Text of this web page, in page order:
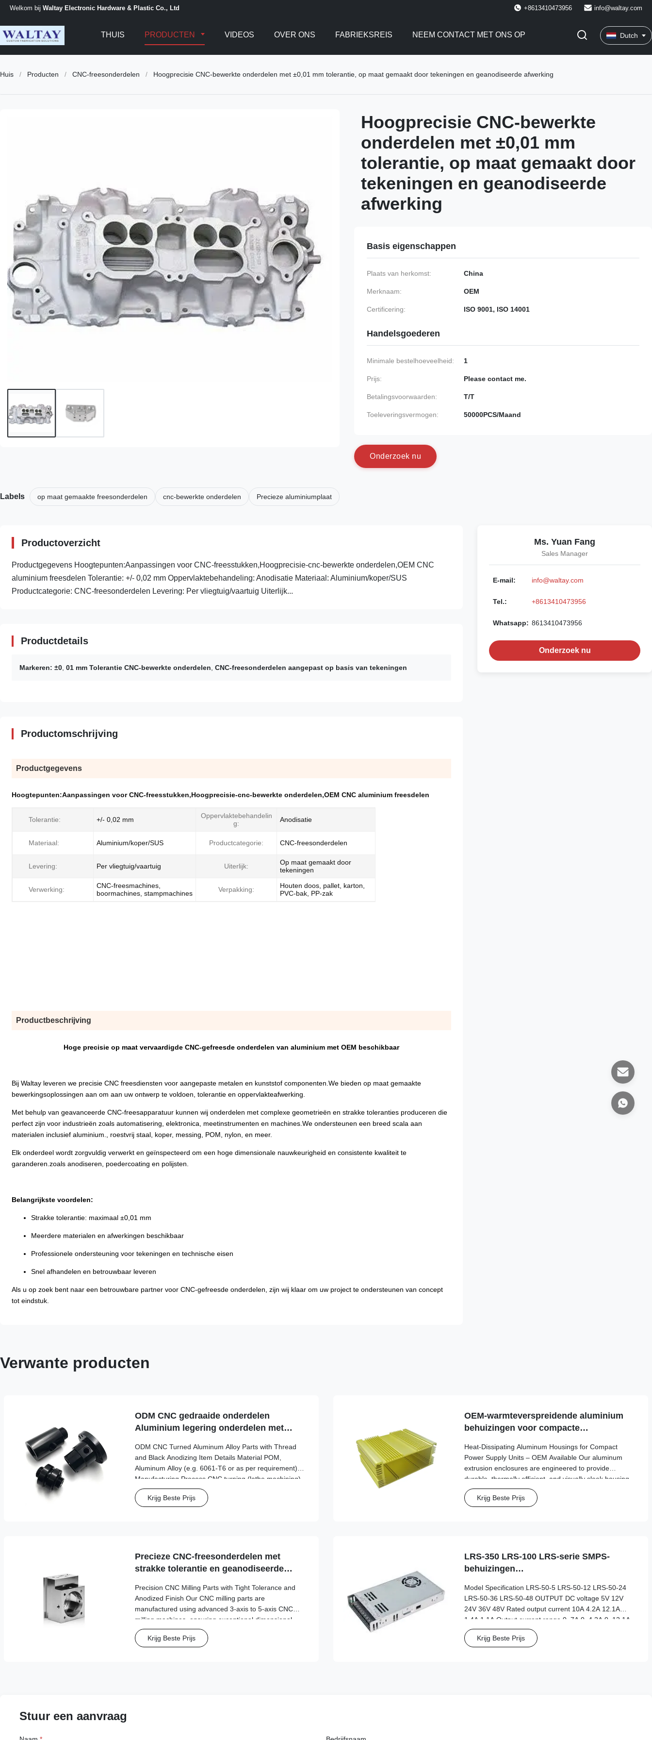
Welkom bij Waltay Electronic Hardware & Plastic Co., Ltd +8613410473956 info@waltay.com
THUIS PRODUCTEN VIDEOS OVER ONS FABRIEKSREIS NEEM CONTACT MET ONS OP Dutch
Huis / Producten / CNC-freesonderdelen / Hoogprecisie CNC-bewerkte onderdelen met ±0,01 mm tolerantie, op maat gemaakt door tekeningen en geanodiseerde afwerking
Hoogprecisie CNC-bewerkte
onderdelen met ±0,01 mm
tolerantie, op maat gemaakt door
tekeningen en geanodiseerde
afwerking
Basis eigenschappen
Plaats van herkomst: China
Merknaam: OEM
Certificering: ISO 9001, ISO 14001
Handelsgoederen
Minimale bestelhoeveelheid: 1
Prijs: Please contact me.
Betalingsvoorwaarden: T/T
Toeleveringsvermogen: 50000PCS/Maand
Onderzoek nu
Labels op maat gemaakte freesonderdelen cnc-bewerkte onderdelen Precieze aluminiumplaat
Productoverzicht
Productgegevens Hoogtepunten:Aanpassingen voor CNC-freesstukken,Hoogprecisie-cnc-bewerkte onderdelen,OEM CNC
aluminium freesdelen Tolerantie: +/- 0,02 mm Oppervlaktebehandeling: Anodisatie Materiaal: Aluminium/koper/SUS
Productcategorie: CNC-freesonderdelen Levering: Per vliegtuig/vaartuig Uiterlijk...
Productdetails
Markeren: ±0 01 mm Tolerantie CNC-bewerkte onderdelen CNC-freesonderdelen aangepast op basis van tekeningen
Productomschrijving
Productgegevens
Hoogtepunten:Aanpassingen voor CNC-freesstukken,Hoogprecisie-cnc-bewerkte onderdelen,OEM CNC aluminium freesdelen
Tolerantie: +/- 0,02 mm
Oppervlaktebehandelin
g:
Anodisatie
Materiaal: Aluminium/koper/SUS Productcategorie: CNC-freesonderdelen
Levering: Per vliegtuig/vaartuig Uiterlijk:
Op maat gemaakt door
tekeningen
Verwerking:
CNC-freesmachines,
boormachines, stampmachines
Verpakking:
Houten doos, pallet, karton,
PVC-bak, PP-zak
Productbeschrijving
Hoge precisie op maat vervaardigde CNC-gefreesde onderdelen van aluminium met OEM beschikbaar
Bij Waltay leveren we precisie CNC freesdiensten voor aangepaste metalen en kunststof componenten.We bieden op maat gemaakte
bewerkingsoplossingen aan om aan uw ontwerp te voldoen, tolerantie en oppervlakteafwerking.
Met behulp van geavanceerde CNC-freesapparatuur kunnen wij onderdelen met complexe geometrieën en strakke toleranties produceren die
perfect zijn voor industrieën zoals automatisering, elektronica, meetinstrumenten en machines.We ondersteunen een breed scala aan
materialen inclusief aluminium., roestvrij staal, koper, messing, POM, nylon, en meer.
Elk onderdeel wordt zorgvuldig verwerkt en geïnspecteerd om een hoge dimensionale nauwkeurigheid en consistente kwaliteit te
garanderen.zoals anodiseren, poedercoating en polijsten.
Belangrijkste voordelen:
Strakke tolerantie: maximaal ±0,01 mm
Meerdere materialen en afwerkingen beschikbaar
Professionele ondersteuning voor tekeningen en technische eisen
Snel afhandelen en betrouwbaar leveren
Als u op zoek bent naar een betrouwbare partner voor CNC-gefreesde onderdelen, zijn wij klaar om uw project te ondersteunen van concept
tot eindstuk.
Ms. Yuan Fang
Sales Manager
E-mail: info@waltay.com
Tel.: +8613410473956
Whatsapp: 8613410473956
Onderzoek nu
Verwante producten
ODM CNC gedraaide onderdelen
Aluminium legering onderdelen met
ODM CNC Turned Aluminum Alloy Parts with Thread
and Black Anodizing Item Details Material POM,
Aluminum Alloy (e.g. 6061-T6 or as per requirement)
Manufacturing Process CNC turning (lathe machining)
Surface Treatment Black anodizing, Polishing, Plating,
Powder Coating, etc. Color Black (custom colors
Krijg Beste Prijs
OEM-warmteverspreidende aluminium
behuizingen voor compacte
Heat-Dissipating Aluminum Housings for Compact
Power Supply Units – OEM Available Our aluminum
extrusion enclosures are engineered to provide
durable, thermally efficient, and visually sleek housing
for power supplies and other electronic components.
Designed for easy assembly and enhanced protection,
Krijg Beste Prijs
Precieze CNC-freesonderdelen met
strakke tolerantie en geanodiseerde
Precision CNC Milling Parts with Tight Tolerance and
Anodized Finish Our CNC milling parts are
manufactured using advanced 3-axis to 5-axis CNC
milling machines, ensuring exceptional dimensional
accuracy, tight tolerances, and smooth surface
finishes. These components are ideal for demanding
Krijg Beste Prijs
LRS-350 LRS-100 LRS-serie SMPS-
behuizingen
Model Specification LRS-50-5 LRS-50-12 LRS-50-24
LRS-50-36 LRS-50-48 OUTPUT DC voltage 5V 12V
24V 36V 48V Rated output current 10A 4.2A 12.1A
1.4A 1.1A Output current range 0~7A 0~4.2A 0~12.1A
0~1.4A 0~1.1A DC power 50W 50W 50W 50W 50W
Voltage adj.range ±10% ±10% ±10% ±10% ±10%
Krijg Beste Prijs
Stuur een aanvraag